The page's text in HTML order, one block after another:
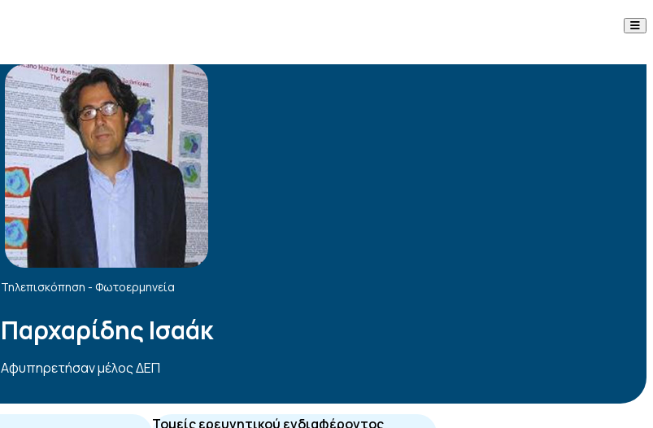
Τηλεπισκόπηση - Φωτοερμηνεία
Παρχαρίδης Ισαάκ
Αφυπηρετήσαν μέλος ΔΕΠ
Τομείς ερευνητικού ενδιαφέροντος